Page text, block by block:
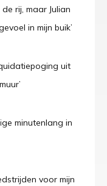
rij, maar Julian
in mijn buik’
uit
minutenlang in
voor mijn